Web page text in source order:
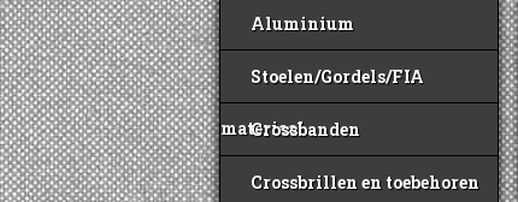
Aluminium
Stoelen/Gordels/FIA
materiaal
Crossbanden
Crossbrillen en toebehoren